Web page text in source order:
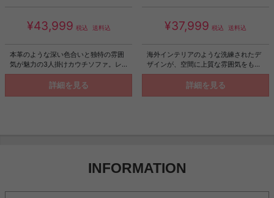
¥43,999 税込 送料込
本革のような深い色合いと独特の雰囲
気が魅力の3人掛けカウチソファ。レ
ザーの持つ高級感にこだわりながら、
どんな空間にも合わせやすいデザイン
詳細を見る
¥37,999 税込 送料込
海外インテリアのような洗練されたデ
ザインが、空間に上質な雰囲気をもた
らす3人掛けカウチソファ。ソファ本
体とオットマンの組み合わせにより、
詳細を見る
INFORMATION